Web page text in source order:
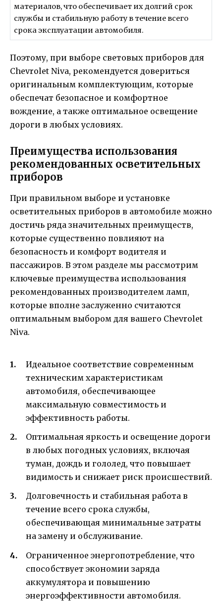
материалов, что обеспечивает их долгий срок
службы и стабильную работу в течение всего
срока эксплуатации автомобиля.
Поэтому, при выборе световых приборов для
Chevrolet Niva, рекомендуется довериться
оригинальным комплектующим, которые
обеспечат безопасное и комфортное
вождение, а также оптимальное освещение
дороги в любых условиях.
Преимущества использования
рекомендованных осветительных
приборов
При правильном выборе и установке
осветительных приборов в автомобиле можно
достичь ряда значительных преимуществ,
которые существенно повлияют на
безопасность и комфорт водителя и
пассажиров. В этом разделе мы рассмотрим
ключевые преимущества использования
рекомендованных производителем ламп,
которые вполне заслуженно считаются
оптимальным выбором для вашего Chevrolet
Niva.
Идеальное соответствие современным
техническим характеристикам
автомобиля, обеспечивающее
максимальную совместимость и
эффективность работы.
Оптимальная яркость и освещение дороги
в любых погодных условиях, включая
туман, дождь и гололед, что повышает
видимость и снижает риск происшествий.
Долговечность и стабильная работа в
течение всего срока службы,
обеспечивающая минимальные затраты
на замену и обслуживание.
Ограниченное энергопотребление, что
способствует экономии заряда
аккумулятора и повышению
энергоэффективности автомобиля.